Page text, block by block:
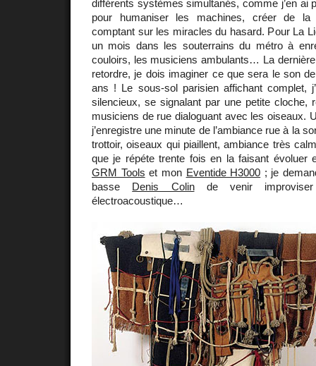
différents systèmes simultanés, comme j’en ai
pour humaniser les machines, créer de la
comptant sur les miracles du hasard. Pour La
un mois dans les souterrains du métro à
couloirs, les musiciens ambulants… La
retordre, je dois imaginer ce que sera le son
ans ! Le sous-sol parisien affichant complet,
silencieux, se signalant par une petite cloche,
musiciens de rue dialoguant avec les oiseaux.
j’enregistre une minute de l’ambiance rue à la
trottoir, oiseaux qui piaillent, ambiance très
que je répéte trente fois en la faisant évoluer
GRM Tools et mon Eventide H3000 ; je
basse Denis Colinde venir
électroacoustique…